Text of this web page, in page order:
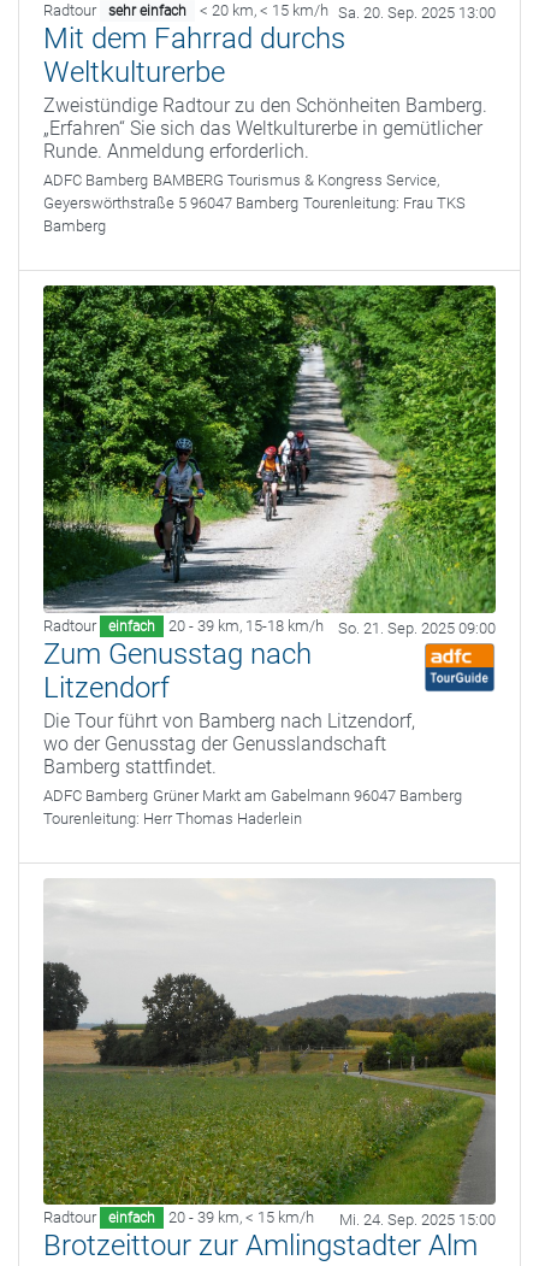
Radtour sehr einfach < 20 km, < 15 km/h Sa. 20. Sep. 2025 13:00
Mit dem Fahrrad durchs
Weltkulturerbe
Zweistündige Radtour zu den Schönheiten Bamberg.
„Erfahren“ Sie sich das Weltkulturerbe in gemütlicher
Runde. Anmeldung erforderlich.
ADFC Bamberg BAMBERG Tourismus & Kongress Service,
Geyerswörthstraße 5 96047 Bamberg Tourenleitung: Frau TKS
Bamberg
Radtour einfach 20 - 39 km, 15-18 km/h So. 21. Sep. 2025 09:00
Zum Genusstag nach
Litzendorf
Die Tour führt von Bamberg nach Litzendorf,
wo der Genusstag der Genusslandschaft
Bamberg stattfindet.
ADFC Bamberg Grüner Markt am Gabelmann 96047 Bamberg
Tourenleitung: Herr Thomas Haderlein
Radtour einfach 20 - 39 km, < 15 km/h Mi. 24. Sep. 2025 15:00
Brotzeittour zur Amlingstadter Alm